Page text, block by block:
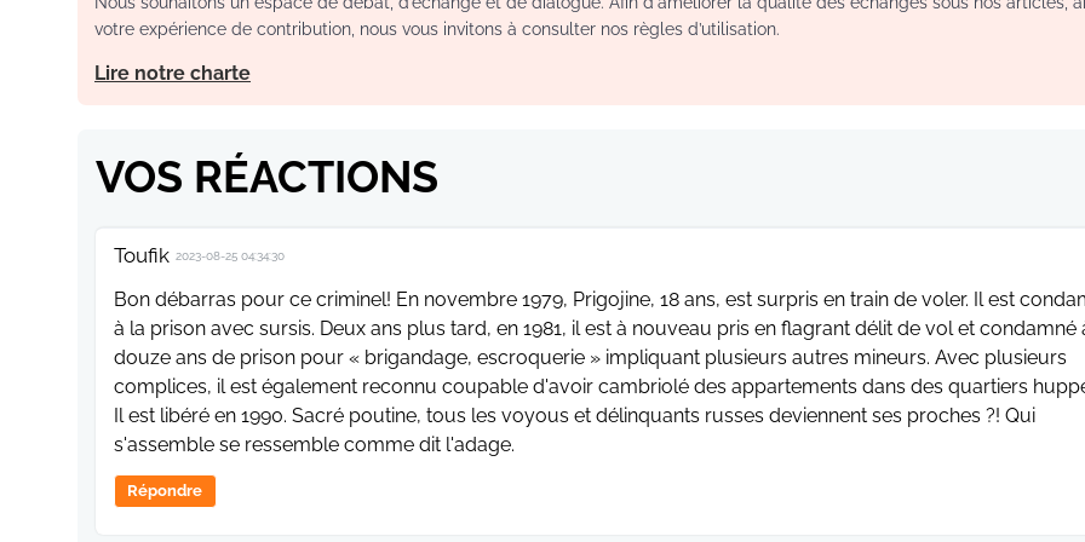
votre expérience de contribution, nous vous invitons à consulter nos règles d’utilisation.
Lire notre charte
VOS RÉACTIONS
Toufik 2023-08-25 04:34:30
Bon débarras pour ce criminel! En novembre 1979, Prigojine, 18 ans, est surpris en train de voler. Il est
à la prison avec sursis. Deux ans plus tard, en 1981, il est à nouveau pris en flagrant délit de vol et condamné
douze ans de prison pour « brigandage, escroquerie » impliquant plusieurs autres mineurs. Avec plusieurs
complices, il est également reconnu coupable d'avoir cambriolé des appartements dans des quartiers
Il est libéré en 1990. Sacré poutine, tous les voyous et délinquants russes deviennent ses proches ?! Qui
s'assemble se ressemble comme dit l'adage.
Répondre